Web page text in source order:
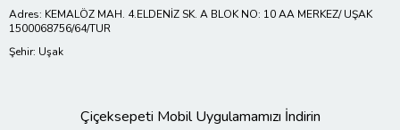
Adres: KEMALÖZ MAH. 4.ELDENİZ SK. A BLOK NO: 10 AA MERKEZ/ UŞAK
1500068756/64/TUR
Şehir: Uşak
Çiçeksepeti Mobil Uygulamamızı İndirin